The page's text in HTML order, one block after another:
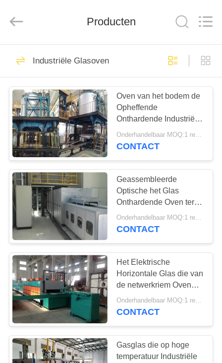
HUIS
PRODUCTEN
VIDEO'S
OVER
ONS
FABRIEKSTOCHT
KWALITEITSCONTROLE
NIEUWS
GEVALLEN
VRAAG
EEN
OFFERTE
Elektrische
Industriële Oven
Industriële Glasoven
81
Industriële
Ceramische Oven
Producten
Industriële Glasoven
Oven van het bodem de
Opheffende
Onthardende Industriële
Glas 1000℃
Onderhandelbaar MOQ:1 reeks
CONTACT
Geassembleerde
Optische het Glas
Onthardende Oven ter
plaatse van de
Netwerkriem
Onderhandelbaar MOQ:1 reeks
CONTACT
Het Elektrische
Horizontale Glas die van
de netwerkriem Oven
verfraaien
Onderhandelbaar MOQ:1 reeks
CONTACT
Gasglas die op hoge
temperatuur Industriële